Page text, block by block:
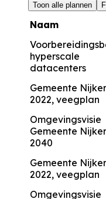
Toon alle plannen
Naam
hyperscale
datacenters
Gemeente
2022, veegplan
Omgevingsvisie
Gemeente
2040
Gemeente
2022, veegplan
Omgevingsvisie